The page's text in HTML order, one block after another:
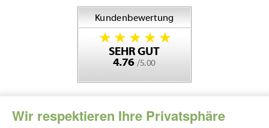
Wir respektieren Ihre Privatsphäre